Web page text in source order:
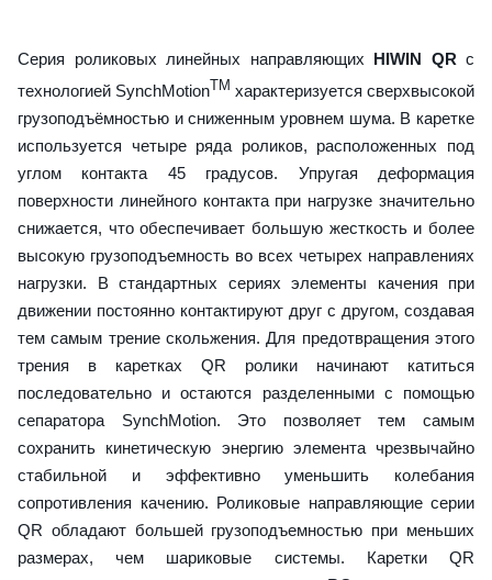
Серия роликовых линейных направляющих HIWIN QR с
технологией SynchMotion TM характеризуется сверхвысокой
грузоподъёмностью и сниженным уровнем шума. В каретке
используется четыре ряда роликов, расположенных под
углом контакта 45 градусов. Упругая деформация
поверхности линейного контакта при нагрузке значительно
снижается, что обеспечивает большую жесткость и более
высокую грузоподъемность во всех четырех направлениях
нагрузки. В стандартных сериях элементы качения при
движении постоянно контактируют друг с другом, создавая
тем самым трение скольжения. Для предотвращения этого
трения в каретках QR ролики начинают катиться
последовательно и остаются разделенными с помощью
сепаратора SynchMotion. Это позволяет тем самым
сохранить кинетическую энергию элемента чрезвычайно
стабильной и эффективно уменьшить колебания
сопротивления качению. Роликовые направляющие серии
QR обладают большей грузоподъемностью при меньших
размерах, чем шариковые системы. Каретки QR